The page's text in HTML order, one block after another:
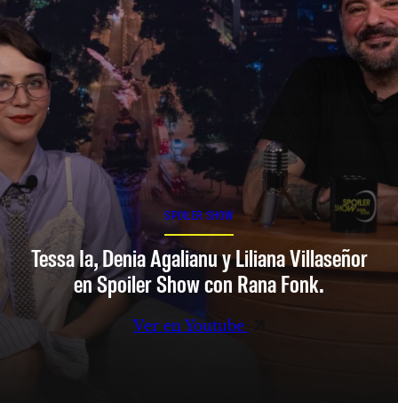
SPOILER SHOW
Tessa Ia, Denia Agalianu y Liliana Villaseñor
en Spoiler Show con Rana Fonk.
Ver en Youtube